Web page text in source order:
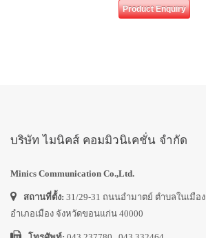
Product Enquiry
บริษัท ไมนิคส์ คอมมิวนิเคชั่น จำกัด
Minics Communication Co.,Ltd.
สถานที่ตั้ง: 31/29-31 ถนนอำมาตย์ ตำบลในเมือง
อำเภอเมือง จังหวัดขอนแก่น 40000